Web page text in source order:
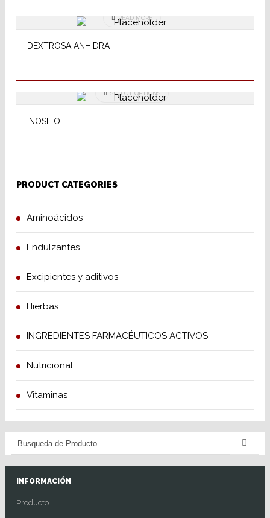
DEXTROSA ANHIDRA
READ MORE
INOSITOL
SELECT OPTIONS
PRODUCT CATEGORIES
Aminoácidos
Endulzantes
Excipientes y aditivos
Hierbas
INGREDIENTES FARMACÉUTICOS ACTIVOS
Nutricional
Vitaminas
INFORMACIÓN
Producto